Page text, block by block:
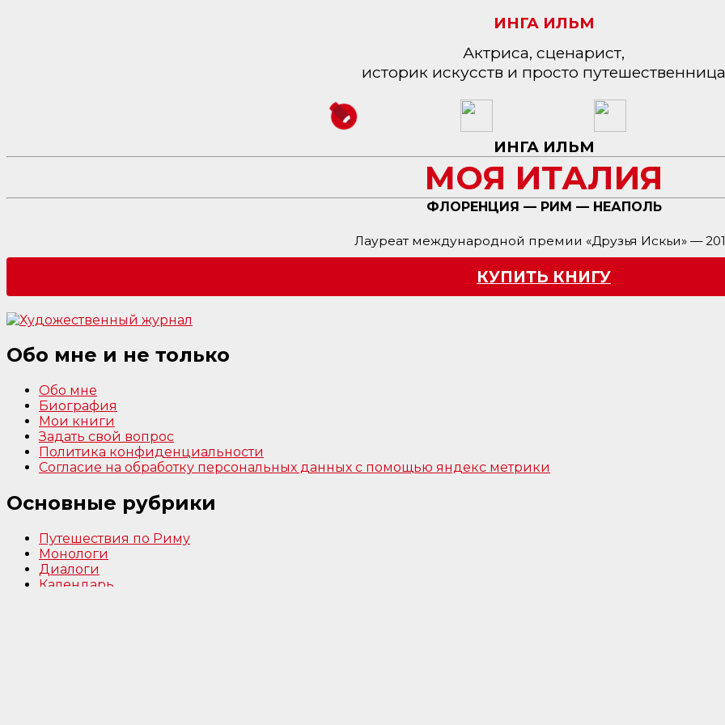
ИНГА ИЛЬМ
Актриса, сценарист,
историк искусств и просто путешественница
ИНГА ИЛЬМ
МОЯ ИТАЛИЯ
ФЛОРЕНЦИЯ — РИМ — НЕАПОЛЬ
Лауреат международной премии «Друзья Искьи» —
КУПИТЬ КНИГУ
Обо мне и не только
Обо мне
Биография
Мои книги
Задать свой вопрос
Политика конфиденциальности
Согласие на обработку персональных данных с помощью яндекс метрики
Основные рубрики
Путешествия по Риму
Монологи
Диалоги
Календарь